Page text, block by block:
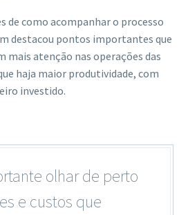
de como acompanhar o processo
destacou pontos importantes que
mais atenção nas operações das
haja maior produtividade, com
investido.
olhar de perto
e custos que